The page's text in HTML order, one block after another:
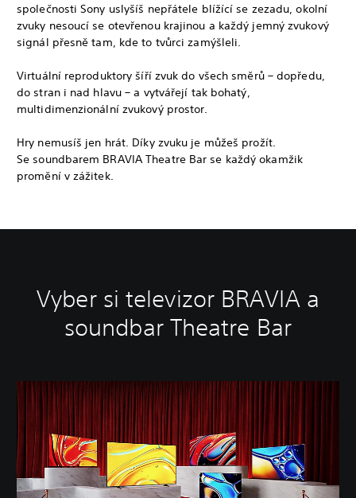
společnosti Sony uslyšíš nepřátele blížící se zezadu, okolní
zvuky nesoucí se otevřenou krajinou a každý jemný zvukový
signál přesně tam, kde to tvůrci zamýšleli.
Virtuální reproduktory šíří zvuk do všech směrů – dopředu,
do stran i nad hlavu – a vytvářejí tak bohatý,
multidimenzionální zvukový prostor.
Hry nemusíš jen hrát. Díky zvuku je můžeš prožít.
Se soundbarem BRAVIA Theatre Bar se každý okamžik
promění v zážitek.
Vyber si televizor BRAVIA a
soundbar Theatre Bar